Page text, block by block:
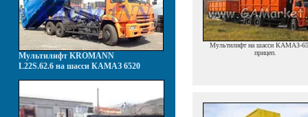
Мультилифт KROMANN
L22S.62.6 на шасси КАМАЗ 6520
Мультилифт на шасси КАМАЗ-
прицеп.